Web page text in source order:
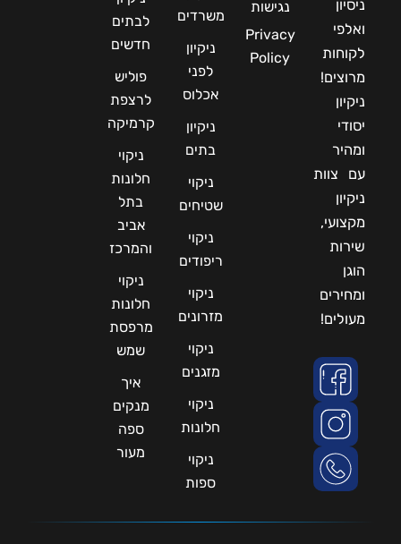
ניסיון
ואלפי
לקוחות
מרוצים!
ניקיון
יסודי
ומהיר
עם צוות
ניקיון
מקצועי,
שירות
הוגן
ומחירים
מעולים!
נגישות
Privacy
Policy
משרדים
ניקיון
לפני
אכלוס
ניקיון
בתים
ניקוי
שטיחים
ניקוי
ריפודים
ניקוי
מזרונים
ניקוי
מזגנים
ניקוי
חלונות
ניקוי
ספות
לבתים
חדשים
פוליש
לרצפת
קרמיקה
ניקוי
חלונות
בתל
אביב
והמרכז
ניקוי
חלונות
מרפסת
שמש
איך
מנקים
ספה
מעור